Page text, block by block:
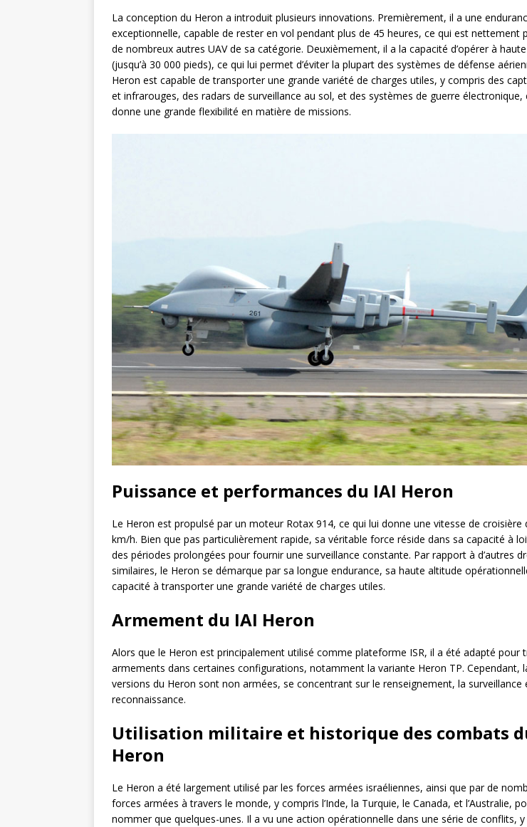
La conception du Heron a introduit plusieurs innovations. Premièrement, il a une
exceptionnelle, capable de rester en vol pendant plus de 45 heures, ce qui est nettement
de nombreux autres UAV de sa catégorie. Deuxièmement, il a la capacité d’opérer à
(jusqu’à 30 000 pieds), ce qui lui permet d’éviter la plupart des systèmes de défense
Heron est capable de transporter une grande variété de charges utiles, y compris des
et infrarouges, des radars de surveillance au sol, et des systèmes de guerre électronique,
donne une grande flexibilité en matière de missions.
Puissance et performances du IAI Heron
Le Heron est propulsé par un moteur Rotax 914, ce qui lui donne une vitesse de croisière
km/h. Bien que pas particulièrement rapide, sa véritable force réside dans sa capacité à
des périodes prolongées pour fournir une surveillance constante. Par rapport à d’autres
similaires, le Heron se démarque par sa longue endurance, sa haute altitude
capacité à transporter une grande variété de charges utiles.
Armement du IAI Heron
Alors que le Heron est principalement utilisé comme plateforme ISR, il a été adapté pour
armements dans certaines configurations, notamment la variante Heron TP. Cependant,
versions du Heron sont non armées, se concentrant sur le renseignement, la surveillance
reconnaissance.
Utilisation militaire et historique des combats
Heron
Le Heron a été largement utilisé par les forces armées israéliennes, ainsi que par de
forces armées à travers le monde, y compris l’Inde, la Turquie, le Canada, et l’Australie,
nommer que quelques-unes. Il a vu une action opérationnelle dans une série de conflits,